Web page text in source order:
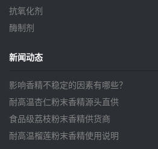
抗氧化剂
酶制剂
新闻动态
影响香精不稳定的因素有哪些？
耐高温杏仁粉末香精源头直供
食品级荔枝粉末香精供货商
耐高温榴莲粉末香精使用说明